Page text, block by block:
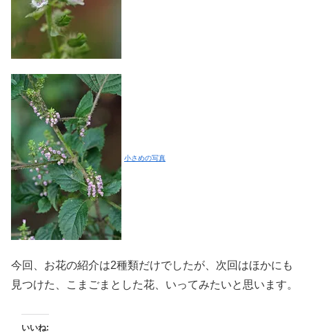
小さめの写真
今回、お花の紹介は2種類だけでしたが、次回はほかにも
見つけた、こまごまとした花、いってみたいと思います。
いいね: